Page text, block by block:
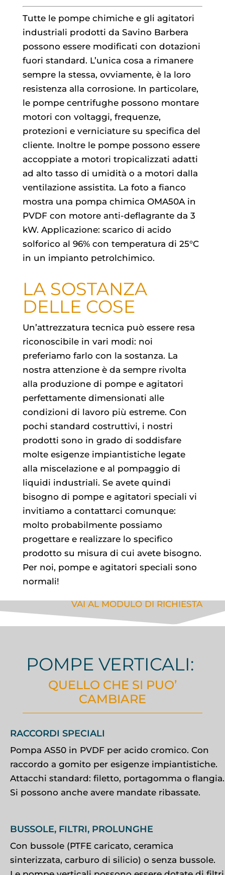
Tutte le pompe chimiche e gli agitatori
industriali prodotti da Savino Barbera
possono essere modificati con dotazioni
fuori standard. L’unica cosa a rimanere
sempre la stessa, ovviamente, è la loro
resistenza alla corrosione. In particolare,
le pompe centrifughe possono montare
motori con voltaggi, frequenze,
protezioni e verniciature su specifica del
cliente. Inoltre le pompe possono essere
accoppiate a motori tropicalizzati adatti
ad alto tasso di umidità o a motori dalla
ventilazione assistita. La foto a fianco
mostra una pompa chimica OMA50A in
PVDF con motore anti-deflagrante da 3
kW. Applicazione: scarico di acido
solforico al 96% con temperatura di 25°C
in un impianto petrolchimico.
LA SOSTANZA
DELLE COSE
Un’attrezzatura tecnica può essere resa
riconoscibile in vari modi: noi
preferiamo farlo con la sostanza. La
nostra attenzione è da sempre rivolta
alla produzione di pompe e agitatori
perfettamente dimensionati alle
condizioni di lavoro più estreme. Con
pochi standard costruttivi, i nostri
prodotti sono in grado di soddisfare
molte esigenze impiantistiche legate
alla miscelazione e al pompaggio di
liquidi industriali. Se avete quindi
bisogno di pompe e agitatori speciali vi
invitiamo a contattarci comunque:
molto probabilmente possiamo
progettare e realizzare lo specifico
prodotto su misura di cui avete bisogno.
Per noi, pompe e agitatori speciali sono
normali!
VAI AL MODULO DI RICHIESTA
POMPE VERTICALI:
QUELLO CHE SI PUO’
CAMBIARE
RACCORDI SPECIALI
Pompa AS50 in PVDF per acido cromico. Con
raccordo a gomito per esigenze impiantistiche.
Attacchi standard: filetto, portagomma o flangia.
Si possono anche avere mandate ribassate.
BUSSOLE, FILTRI, PROLUNGHE
Con bussole (PTFE caricato, ceramica
sinterizzata, carburo di silicio) o senza bussole.